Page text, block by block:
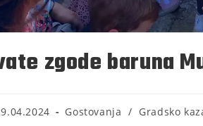
zgode baruna
Gostovanja / Gradsko